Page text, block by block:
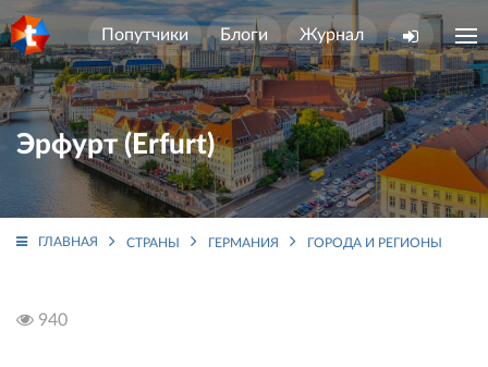
Попутчики Блоги Журнал
Эрфурт (Erfurt)
ГЛАВНАЯ СТРАНЫ ГЕРМАНИЯ ГОРОДА И РЕГИОНЫ
940